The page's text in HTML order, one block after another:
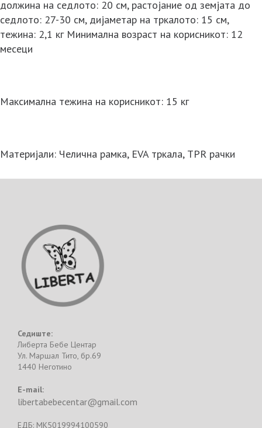
должина на седлото: 20 см, растојание од земјата до
седлото: 27-30 см, дијаметар на тркалото: 15 см,
тежина: 2,1 кг Минимална возраст на корисникот: 12
месеци
Максимална тежина на корисникот: 15 кг
Материјали: Челична рамка, EVA тркала, TPR рачки
Седиште:
Либерта Бебе Центар
Ул. Маршал Тито, бр.69
1440 Неготино
E-mail:
libertabebecentar@gmail.com
ЕДБ: MK5019994100590